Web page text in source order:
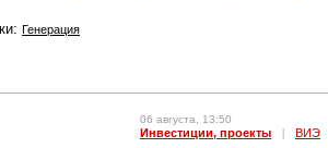
Генерация
06 августа, 13:50
Инвестиции, проекты | ВИЭ